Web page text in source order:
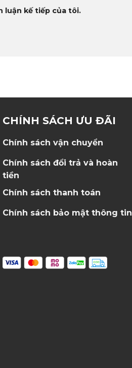
luận kế tiếp của tôi.
CHÍNH SÁCH ƯU ĐÃI
Chính sách vận chuyển
Chính sách đổi trả và hoàn
tiền
Chính sách thanh toán
Chính sách bảo mật thông tin